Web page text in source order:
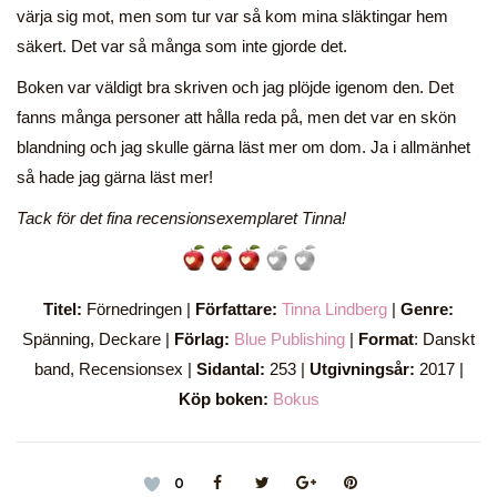
värja sig mot, men som tur var så kom mina släktingar hem
säkert. Det var så många som inte gjorde det.
Boken var väldigt bra skriven och jag plöjde igenom den. Det
fanns många personer att hålla reda på, men det var en skön
blandning och jag skulle gärna läst mer om dom. Ja i allmänhet
så hade jag gärna läst mer!
Tack för det fina recensionsexemplaret Tinna!
Titel: Förnedringen | Författare: Tinna Lindberg | Genre:
Spänning, Deckare | Förlag: Blue Publishing | Format: Danskt
band, Recensionsex | Sidantal: 253 | Utgivningsår: 2017 |
Köp boken: Bokus
0